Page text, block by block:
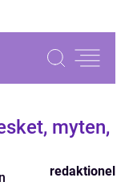
myten,
redaktionel